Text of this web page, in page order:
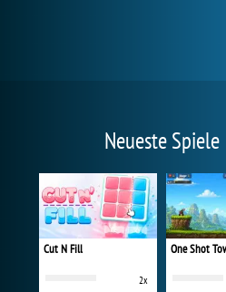
Neueste Spiele
Cut N Fill
2x